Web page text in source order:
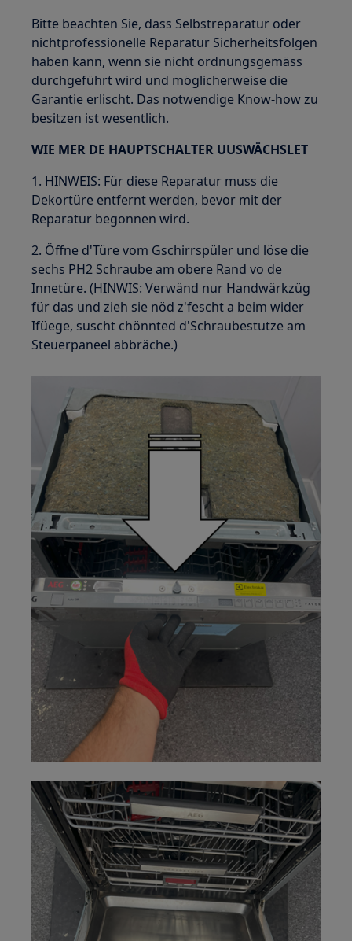
Bitte beachten Sie, dass Selbstreparatur oder
nichtprofessionelle Reparatur Sicherheitsfolgen
haben kann, wenn sie nicht ordnungsgemäss
durchgeführt wird und möglicherweise die
Garantie erlischt. Das notwendige Know-how zu
besitzen ist wesentlich.
WIE MER DE HAUPTSCHALTER UUSWÄCHSLET
1. HINWEIS: Für diese Reparatur muss die
Dekortüre entfernt werden, bevor mit der
Reparatur begonnen wird.
2. Öffne d'Türe vom Gschirrspüler und löse die
sechs PH2 Schraube am obere Rand vo de
Innetüre. (HINWIS: Verwänd nur Handwärkzüg
für das und zieh sie nöd z'fescht a beim wider
Ifüege, suscht chönnted d'Schraubestutze am
Steuerpaneel abbräche.)